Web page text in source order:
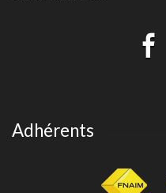
Adhérents